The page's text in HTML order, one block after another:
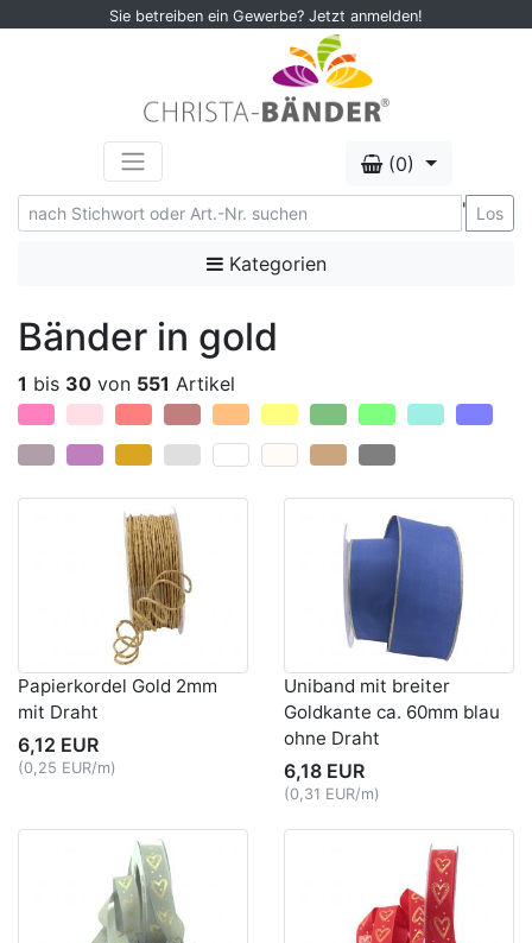
Sie betreiben ein Gewerbe? Jetzt anmelden!
(0)
' Los
Kategorien
Bänder in gold
1 bis 30 von 551 Artikel
Papierkordel Gold 2mm
mit Draht
6,12 EUR
(0,25 EUR/m)
Uniband mit breiter
Goldkante ca. 60mm blau
ohne Draht
6,18 EUR
(0,31 EUR/m)